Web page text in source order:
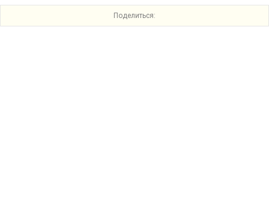
Поделиться: